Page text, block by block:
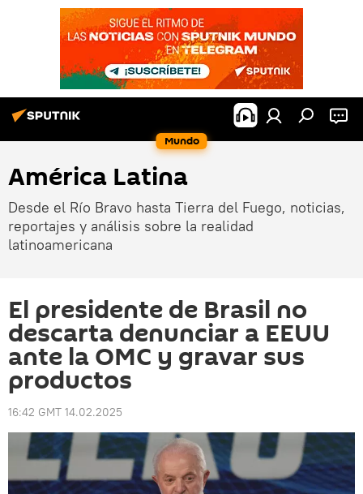
Mundo
América Latina
Desde el Río Bravo hasta Tierra del Fuego, noticias,
reportajes y análisis sobre la realidad
latinoamericana
El presidente de Brasil no
descarta denunciar a EEUU
ante la OMC y gravar sus
productos
16:42 GMT 14.02.2025